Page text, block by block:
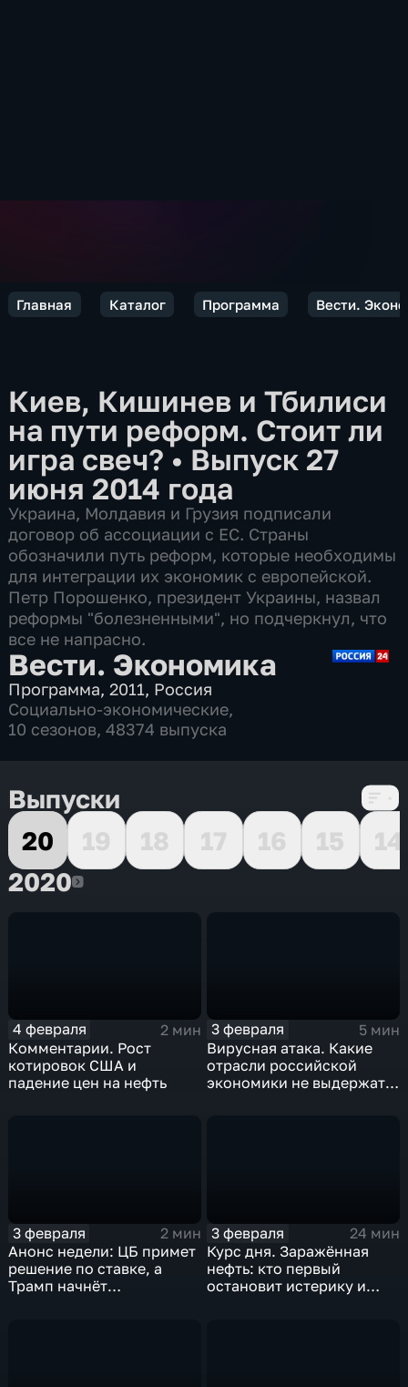
Главная Каталог Программа Вести.
Киев, Кишинев и Тбилиси
на пути реформ. Стоит ли
игра свеч?• Выпуск 27
июня 2014 года
Украина, Молдавия и Грузия подписали
договор об ассоциации с ЕС. Страны
обозначили путь реформ, которые необходимы
для интеграции их экономик с европейской.
Петр Порошенко, президент Украины, назвал
реформы "болезненными", но подчеркнул, что
все не напрасно.
Вести. Экономика
Программа,2011, Россия
Социально-экономические,
10 сезонов, 48374 выпуска
Выпуски
20
19 18 17 16 15
14
20202020
4 февраля
2 мин
Комментарии. Рост
котировок США и
падение цен на нефть
3 февраля
5 мин
Вирусная атака. Какие
отрасли российской
экономики не выдержат
3 февраля
2 мин
Анонс недели: ЦБ примет
решение по ставке, а
Трамп начнёт
3 февраля
24 мин
Курс дня. Заражённая
нефть: кто первый
остановит истерику и